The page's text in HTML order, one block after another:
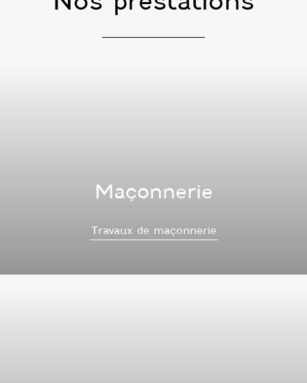
Maçonnerie
Travaux de maçonnerie